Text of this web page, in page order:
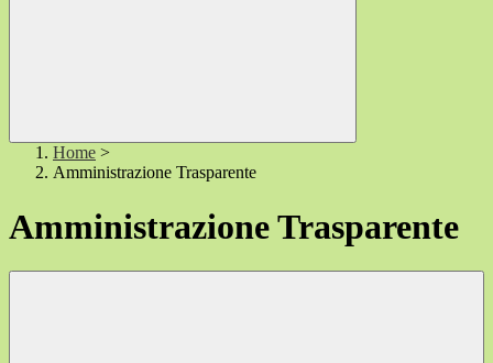
Home >
Amministrazione Trasparente
Amministrazione Trasparente